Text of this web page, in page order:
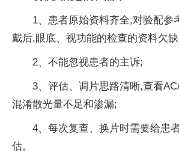
1、患者原始资料齐全,对验配参
戴后,眼底、视功能的检查的资料欠
2、不能忽视患者的主诉;
3、评估、调片思路清晰,查看
混淆散光量不足和渗漏;
4、每次复查、换片时需要给患
估。